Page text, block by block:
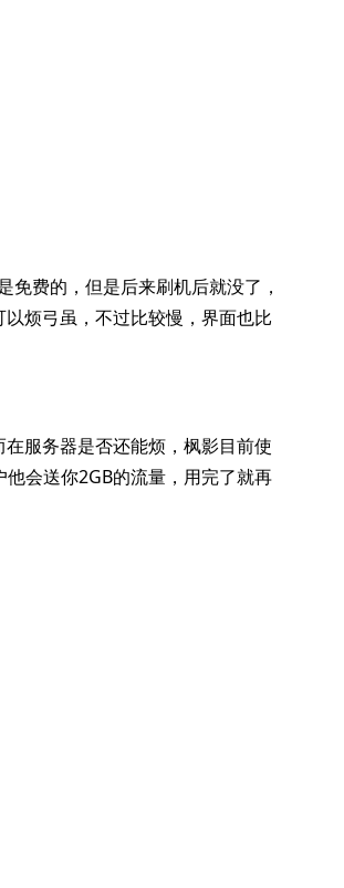
免费的，但是后来刷机后就没了，
烦弓虽，不过比较慢，界面也比
服务器是否还能烦，枫影目前使
会送你2GB的流量，用完了就再